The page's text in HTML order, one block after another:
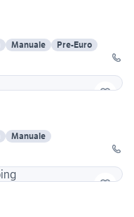
Manuale
Pre-Euro
Manuale